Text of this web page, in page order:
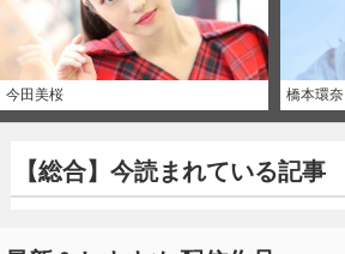
今田美桜 橋本環奈
【総合】今読まれている記事